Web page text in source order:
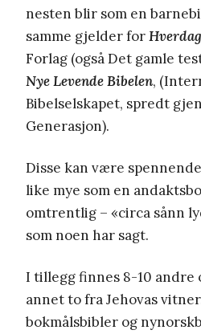
nesten blir som en
samme gjelder for
Forlag (også Det gamle
Nye Levende Bibelen,
Bibelselskapet, spredt
Generasjon).
Disse kan være
like mye som en
omtrentlig – «circa sånn
som noen har sagt.
I tillegg finnes 8-10 andre
annet to fra Jehovas
bokmålsbibler og